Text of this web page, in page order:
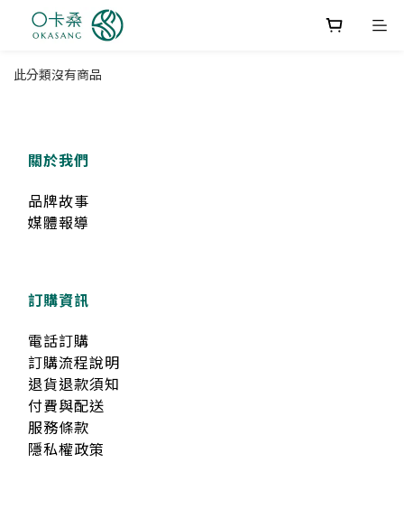
此分類沒有商品
關於我們
品牌故事
媒體報導
訂購資訊
電話訂購
訂購流程說明
退貨退款須知
付費與配送
服務條款
隱私權政策